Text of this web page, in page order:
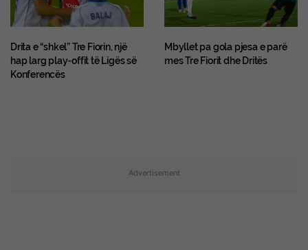
Drita e “shkel” Tre Fiorin, një
hap larg play-offit të Ligës së
Konferencës
Mbyllet pa gola pjesa e parë
mes Tre Fiorit dhe Dritës
Advertisement